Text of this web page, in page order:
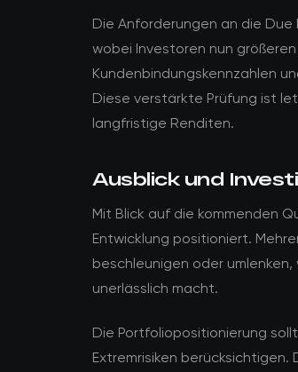
Die Anforderungen an die
wobei Investoren nun
Kundenbindungskennzahlen
Diese verstärkte Prüfung ist
langfristige Renditen.
Ausblick und
Mit Blick auf die kommenden
Entwicklung positioniert.
beschleunigen oder
unerlässlich macht.
Die Portfoliopositionierung
Extremrisiken berücksichtigen.